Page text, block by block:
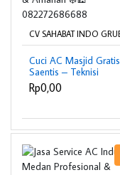
CV SAHABAT INDO
Cuci AC Masjid Gratis
Saentis – Teknisi
Profesional & Amanah
❄️🕌 082272686688
Rp0,00